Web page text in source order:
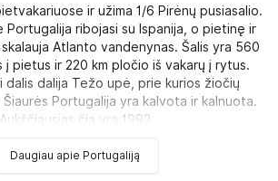
ir užima 1/6 Pirėnų pusiasalio.
Portugalija ribojasi su Ispanija, o pietinę ir
Atlanto vandenynas. Šalis yra 560
į pietus ir 220 km pločio iš vakarų į rytus.
dalis dalija Težo upė, prie kurios žiočių
Šiaurės Portugalija yra kalvota ir kalnuota.
Aukščiausias čia yra 1993
Daugiau apie Portugaliją